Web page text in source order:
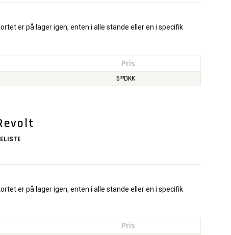
er på lager igen, enten i alle stande eller en i specifik
Pris
500DKK
er på lager igen, enten i alle stande eller en i specifik
Pris